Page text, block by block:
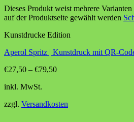
Dieses Produkt weist mehrere
auf der Produktseite gewählt werden
Kunstdrucke Edition
Aperol Spritz | Kunstdruck mit QR-
€27,50 – €79,50
inkl. MwSt.
zzgl. Versandkosten